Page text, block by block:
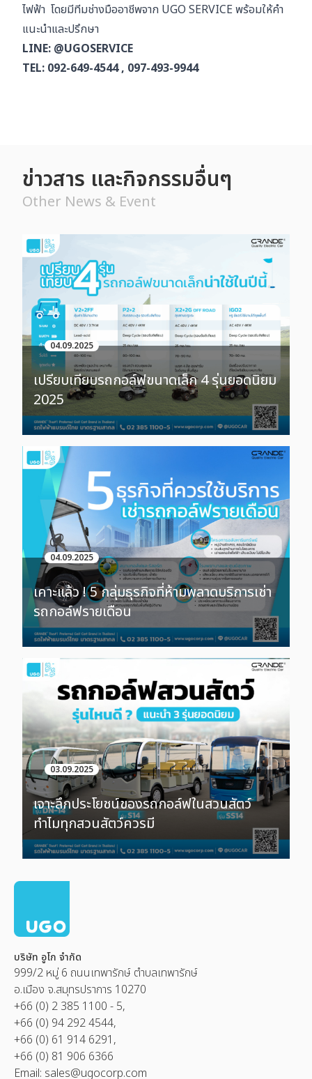
ไฟฟ้า โดยมีทีมช่างมืออาชีพจาก UGO SERVICE พร้อมให้คำ
แนะนำและปรึกษา
LINE: @UGOSERVICE
TEL: 092-649-4544 , 097-493-9944
ข่าวสาร และกิจกรรมอื่นๆ
Other News & Event
04.09.2025
เปรียบเทียบรถกอล์ฟขนาดเล็ก 4 รุ่นยอดนิยม
2025
04.09.2025
เคาะแล้ว ! 5 กลุ่มธุรกิจที่ห้ามพลาดบริการเช่า
รถกอล์ฟรายเดือน
03.09.2025
เจาะลึกประโยชน์ของรถกอล์ฟในสวนสัตว์
ทำไมทุกสวนสัตว์ควรมี
บริษัท อูโก จำกัด
999/2 หมู่ 6 ถนนเทพารักษ์ ตำบลเทพารักษ์
อ.เมือง จ.สมุทรปราการ 10270
+66 (0) 2 385 1100 - 5,
+66 (0) 94 292 4544,
+66 (0) 61 914 6291,
+66 (0) 81 906 6366
Email: sales@ugocorp.com